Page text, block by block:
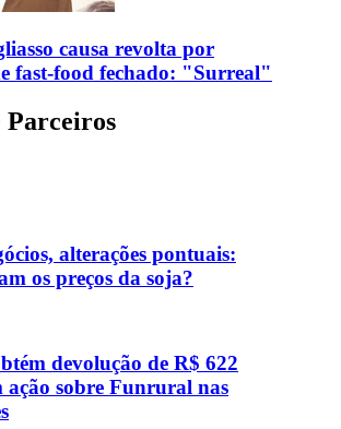
causa revolta por
fast-food fechado: "Surreal"
Parceiros
alterações pontuais:
os preços da soja?
devolução de R$ 622
ação sobre Funrural nas